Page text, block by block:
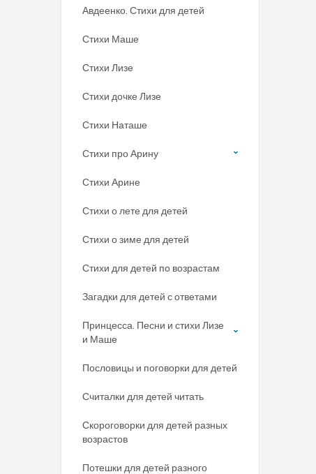
Авдеенко. Стихи для детей
Стихи Маше
Стихи Лизе
Стихи дочке Лизе
Стихи Наташе
Стихи про Арину
Стихи Арине
Стихи о лете для детей
Стихи о зиме для детей
Стихи для детей по возрастам
Загадки для детей с ответами
Принцесса. Песни и стихи Лизе
и Маше
Пословицы и поговорки для детей
Считалки для детей читать
Скороговорки для детей разных
возрастов
Потешки для детей разного